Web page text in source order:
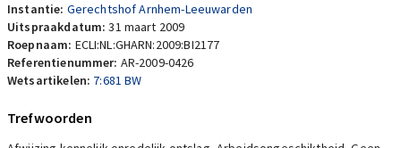
Instantie: Gerechtshof Arnhem-Leeuwarden
Uitspraakdatum:31 maart 2009
Roepnaam: ECLI:NL:GHARN:2009:BI2177
Referentienummer: AR-2009-0426
Wetsartikelen: 7:681 BW
Trefwoorden